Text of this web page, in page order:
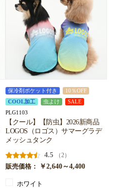
保冷剤ポケット付き
10％OFF
COOL加工
虫よけ SALE
PLG1103
【クール】【防虫】2026新商品
LOGOS（ロゴス）サマーグラデ
メッシュタンク
4.5
（2）
販売価格：
￥2,640～4,400
ホワイト